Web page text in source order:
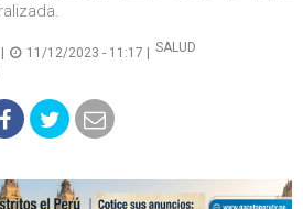
11/12/2023 - 11:17 |
SALUD